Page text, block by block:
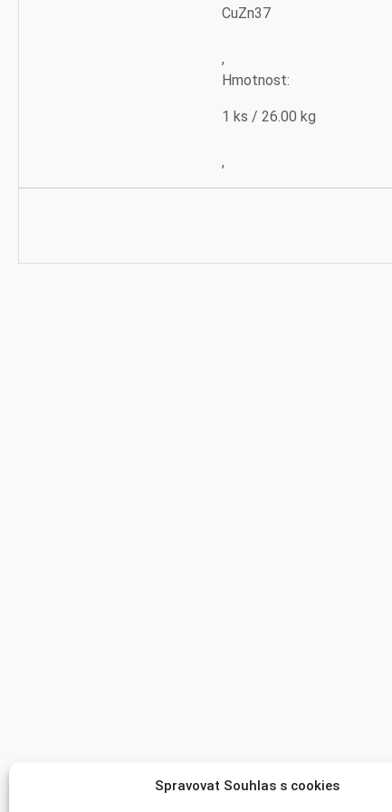
Spravovat Souhlas s cookies
CuZn37
,
Hmotnost:
1 ks / 26.00 kg
,